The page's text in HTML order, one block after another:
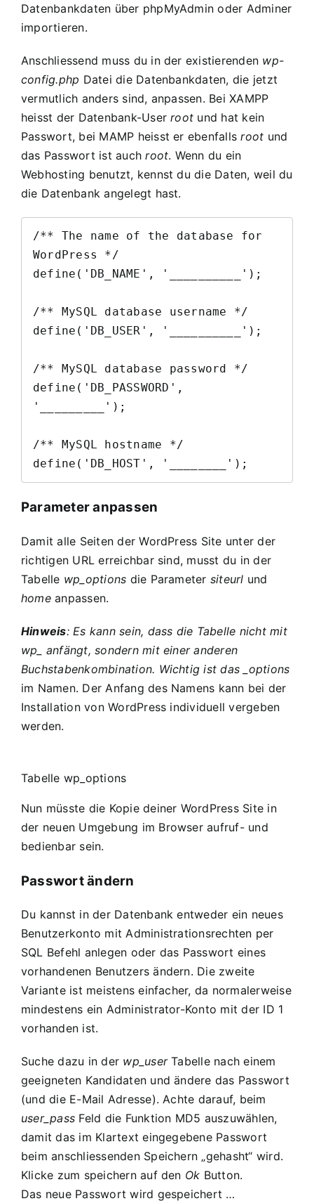
Datenbankdaten über phpMyAdmin oder Adminer
importieren.
Anschliessend muss du in der existierenden wp-
config.php Datei die Datenbankdaten, die jetzt
vermutlich anders sind, anpassen. Bei XAMPP
heisst der Datenbank-Userroot und hat kein
Passwort, bei MAMP heisst er ebenfallsroot und
das Passwort ist auchroot. Wenn du ein
Webhosting benutzt, kennst du die Daten, weil du
die Datenbank angelegt hast.
/** The name of the database for
WordPress */
define('DB_NAME', '__________');
/** MySQL database username */
define('DB_USER', '__________');
/** MySQL database password */
define('DB_PASSWORD',
'_________');
/** MySQL hostname */
define('DB_HOST', '________');
Parameter anpassen
Damit alle Seiten der WordPress Site unter der
richtigen URL erreichbar sind, musst du in der
Tabelle wp_options die Parameter siteurl und
homeanpassen.
Hinweis: Es kann sein, dass die Tabelle nicht mit
wp_ anfängt, sondern mit einer anderen
Buchstabenkombination. Wichtig ist das _options
im Namen. Der Anfang des Namens kann bei der
Installation von WordPress individuell vergeben
werden.
Tabelle wp_options
Nun müsste die Kopie deiner WordPress Site in
der neuen Umgebung im Browser aufruf- und
bedienbar sein.
Passwort ändern
Du kannst in der Datenbank entweder ein neues
Benutzerkonto mit Administrationsrechten per
SQL Befehl anlegen oder das Passwort eines
vorhandenen Benutzers ändern. Die zweite
Variante ist meistens einfacher, da normalerweise
mindestens ein Administrator-Konto mit der ID 1
vorhanden ist.
Suche dazu in der wp_userTabelle nach einem
geeigneten Kandidaten und ändere das Passwort
(und die E-Mail Adresse). Achte darauf, beim
user_pass Feld die Funktion MD5 auszuwählen,
damit das im Klartext eingegebene Passwort
beim anschliessenden Speichern „gehasht“ wird.
Klicke zum speichern auf den Ok Button.
Das neue Passwort wird gespeichert …